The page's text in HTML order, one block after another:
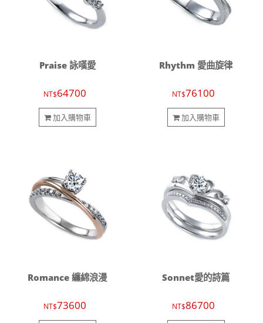
Praise 詠嘆愛
NT$64700
加入購物車
Rhythm 愛曲旋律
NT$76100
加入購物車
Romance 纏綿浪漫
NT$73600
Sonnet愛的詩篇
NT$86700